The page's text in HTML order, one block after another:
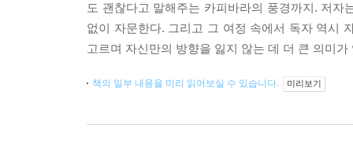
도 괜찮다고 말해주는 카피바라의 풍경까지. 저자
없이 자문한다. 그리고 그 여정 속에서 독자 역시
고르며 자신만의 방향을 잃지 않는 데 더 큰 의미가
책의 일부 내용을 미리 읽어보실 수 있습니다. 미리보기